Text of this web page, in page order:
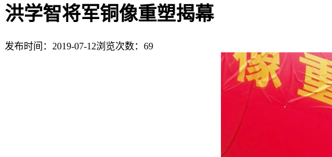
洪学智将军铜像重塑揭幕
发布时间：2019-07-12浏览次数： 69